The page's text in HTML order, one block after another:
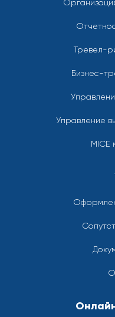
Тревел-
Бизнес-
Управление
MICE